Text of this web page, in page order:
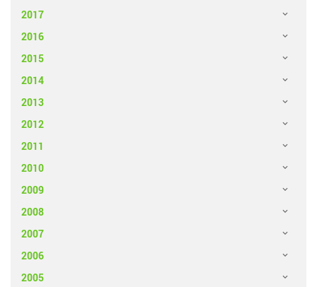
2017
2016
2015
2014
2013
2012
2011
2010
2009
2008
2007
2006
2005